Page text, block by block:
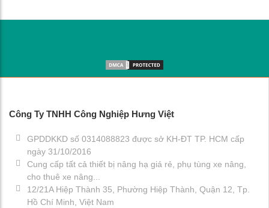
Công Ty TNHH Công Nghiệp Hưng Việt
GPDDKKD số 0314088823 được sở KH-ĐT TP. HCM cấp
ngày 31/10/2016
Cung cấp tất cả thiết bị nâng hạ giá rẻ, phụ tùng xe nâng,
cho thuê xe nâng...
12/21A Hiệp Thành 35, Phường Hiệp Thành, Quận 12, Tp.
Hồ Chí Minh, Việt Nam